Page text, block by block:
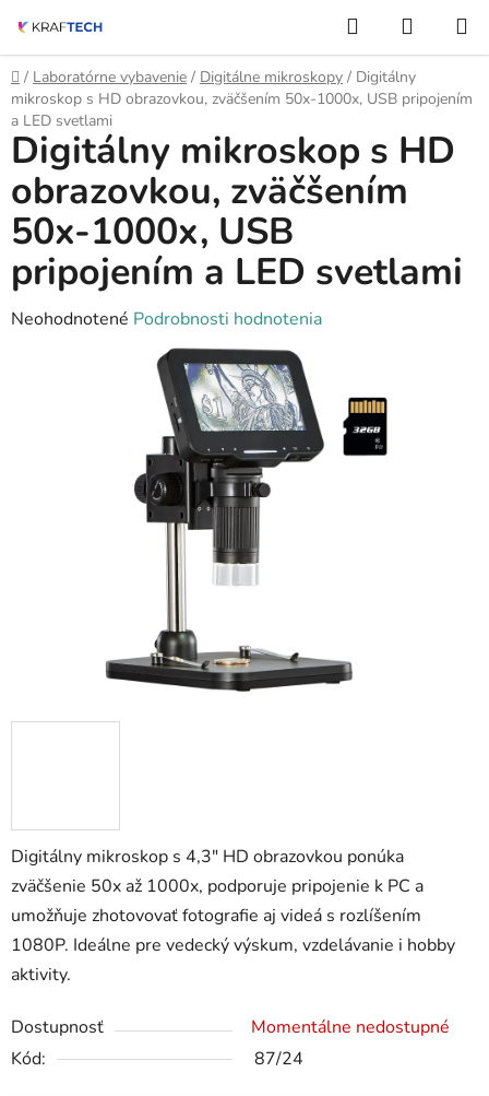
obsah
Hľadať
KOŠÍK
Domov
/ Laboratórne vybavenie / Digitálne mikroskopy / Digitálny
mikroskop s HD obrazovkou, zväčšením 50x-1000x, USB pripojením
a LED svetlami
Digitálny mikroskop s 4,3" HD obrazovkou ponúka
zväčšenie 50x až 1000x, podporuje pripojenie k PC a
umožňuje zhotovovať fotografie aj videá s rozlíšením
1080P. Ideálne pre vedecký výskum, vzdelávanie i hobby
aktivity.
Dostupnosť
Momentálne nedostupné
Kód:
87/24
Digitálny mikroskop s HD
obrazovkou, zväčšením
50x-1000x, USB
pripojením a LED svetlami
Priemerné
Neohodnotené Podrobnosti hodnotenia